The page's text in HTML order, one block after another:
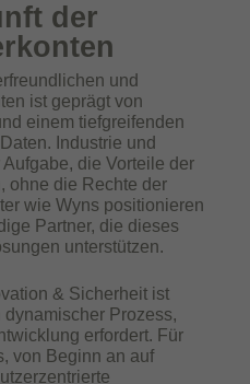
der
und
ist geprägt von
einem tiefgreifenden
Industrie und
die Vorteile der
ohne die Rechte der
wie Wyns positionieren
Partner, die dieses
unterstützen.
& Sicherheit ist
Prozess,
erfordert. Für
von Beginn an auf